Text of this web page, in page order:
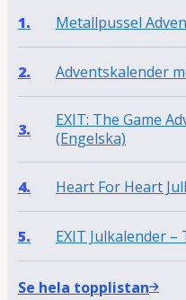
1. Metallpussel
2. Adventskalender
3.
EXIT: The Game
(Engelska)
4. Heart For Heart
5. EXIT Julkalender –
Se hela topplistan